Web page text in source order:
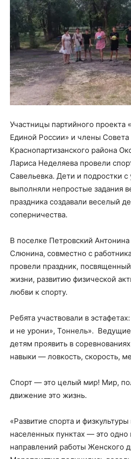
Участницы партийного
Единой России» и члены
Краснопартизанского района
Лариса Неделяева провели
Савельевка. Дети и подростки с
выполняли непростые задания
праздника создавали веселый
соперничества.
В поселке Петровский
Слюнина, совместно с
провели праздник,
жизни, развитию физической
любви к спорту.
Ребята участвовали в
и не урони», Тоннель».
детям проявить в
навыки — ловкость, скорость,
Спорт — это целый мир! Мир,
движение это жизнь.
«Развитие спорта и
населенных пунктах — это
направлений работы Женского